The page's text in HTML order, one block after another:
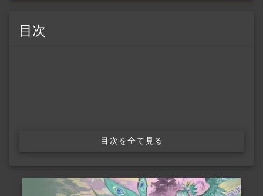
目次
目次を全て見る